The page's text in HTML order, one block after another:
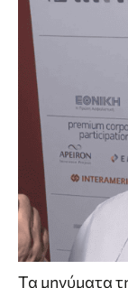
Τα μηνύματα